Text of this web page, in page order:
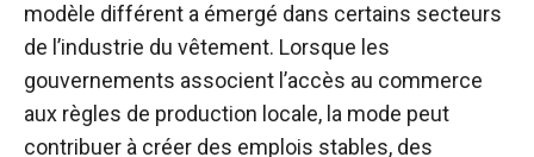
modèle différent a émergé dans certains secteurs
de l’industrie du vêtement. Lorsque les
gouvernements associent l’accès au commerce
aux règles de production locale, la mode peut
contribuer à créer des emplois stables, des